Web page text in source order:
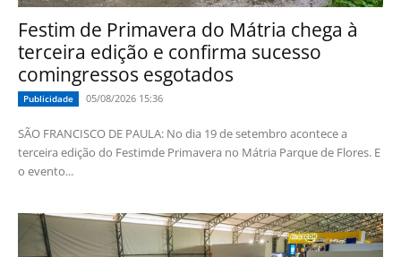
Festim de Primavera do Mátria chega à
terceira edição e confirma sucesso
comingressos esgotados
Publicidade 05/08/2026 15:36
SÃO FRANCISCO DE PAULA: No dia 19 de setembro acontece a
terceira edição do Festimde Primavera no Mátria Parque de Flores. E
o evento...